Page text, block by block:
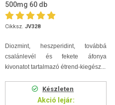
500mg 60 db
Cikksz. JV328
Diozmint, heszperidint, továbbá
csalánlevél és fekete áfonya
kivonatot tartalmazó étrend-kiegész...
Készleten
Akció lejár: